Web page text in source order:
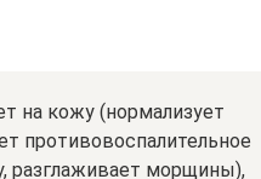
на кожу (нормализует
противовоспалительное
разглаживает морщины),